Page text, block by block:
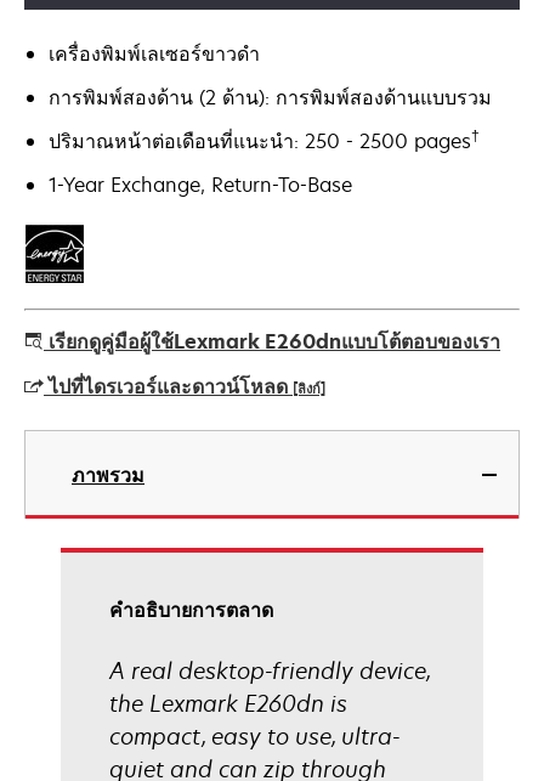
เครื่องพิมพ์เลเซอร์ขาวดำ
การพิมพ์สองด้าน (2 ด้าน): การพิมพ์สองด้านแบบรวม
ปริมาณหน้าต่อเดือนที่แนะนำ: 250 - 2500 pages†
1-Year Exchange, Return-To-Base
เรียกดูคู่มือผู้ใช้Lexmark E260dnแบบโต้ตอบของเรา
ไปที่ไดรเวอร์และดาวน์โหลด [ลิงก์]
opens
new
ภาพรวม
คําอธิบายการตลาด
A real desktop-friendly device,
the Lexmark E260dn is
compact, easy to use, ultra-
quiet and can zip through